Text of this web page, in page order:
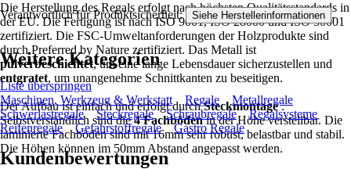
Die Herstellung des Regals erfolgt nach höchsten Qualitätsstandards in
der EU. Die Fertigung ist nach ISO 9001, ISO 28000 und ISO 50001
zertifiziert. Die FSC-Umweltanforderungen der Holzprodukte sind
durch Preferred by Nature zertifiziert. Das Metall ist
pulverbeschichtet, um eine lange Lebensdauer sicherzustellen und
entgratet, um unangenehme Schnittkanten zu beseitigen.
Der Aufbau ist einfach und erfolgt durchSteckmontage.
Selbstverständlich sind die4 Fachbödenin der Höhe verstellbar. Die
laminierte Fachböden sind mit 16mm sehr robust, belastbar und stabil.
Die Höhen können im 50mm Abstand angepasst werden.
Verantwortlich für Produktsicherheit: Siehe Herstellerinformationen .
Weitere Kategorien
Liste überspringen
Maschinen, Werkzeug & Werkstatt
Regale
Metallregale
Schwerlastregale
Steckregale Schraubregale
Regalsysteme
Reifenregale
Gefahrstoffregale Gastro Regale
Kundenbewertungen